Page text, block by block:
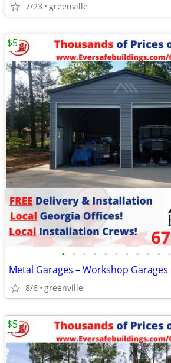
7/23 greenville
• • • • • • • • • • •
Metal Garages – Workshop Garages
8/6 greenville
$5
$5